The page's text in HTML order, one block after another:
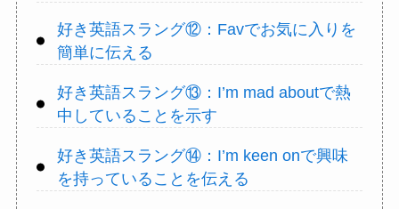
好き英語スラング⑫：Favでお気に入りを
簡単に伝える
好き英語スラング⑬：I’m mad aboutで熱
中していることを示す
好き英語スラング⑭：I’m keen onで興味
を持っていることを伝える